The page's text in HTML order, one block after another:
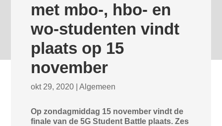
met mbo-, hbo- en
wo-studenten vindt
plaats op 15
november
okt 29, 2020 |Algemeen
Op zondagmiddag 15 november vindt de
finale van de 5G Student Battle plaats. Zes